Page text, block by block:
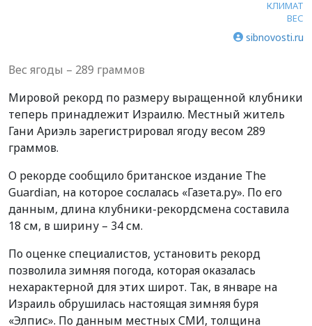
КЛИМАТ
ВЕС
sibnovosti.ru
Вес ягоды – 289 граммов
Мировой рекорд по размеру выращенной клубники
теперь принадлежит Израилю. Местный житель
Гани Ариэль зарегистрировал ягоду весом 289
граммов.
О рекорде сообщило британское издание The
Guardian, на которое сослалась «Газета.ру». По его
данным, длина клубники-рекордсмена составила
18 см, в ширину – 34 см.
По оценке специалистов, установить рекорд
позволила зимняя погода, которая оказалась
нехарактерной для этих широт. Так, в январе на
Израиль обрушилась настоящая зимняя буря
«Элпис». По данным местных СМИ, толщина